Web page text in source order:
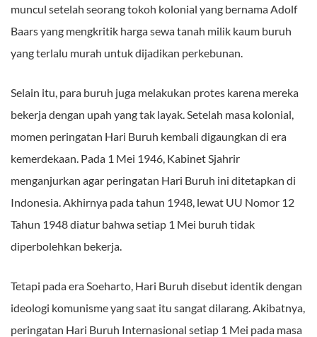
muncul setelah seorang tokoh kolonial yang bernama Adolf
Baars yang mengkritik harga sewa tanah milik kaum buruh
yang terlalu murah untuk dijadikan perkebunan.
Selain itu, para buruh juga melakukan protes karena mereka
bekerja dengan upah yang tak layak. Setelah masa kolonial,
momen peringatan Hari Buruh kembali digaungkan di era
kemerdekaan. Pada 1 Mei 1946, Kabinet Sjahrir
menganjurkan agar peringatan Hari Buruh ini ditetapkan di
Indonesia. Akhirnya pada tahun 1948, lewat UU Nomor 12
Tahun 1948 diatur bahwa setiap 1 Mei buruh tidak
diperbolehkan bekerja.
Tetapi pada era Soeharto, Hari Buruh disebut identik dengan
ideologi komunisme yang saat itu sangat dilarang. Akibatnya,
peringatan Hari Buruh Internasional setiap 1 Mei pada masa